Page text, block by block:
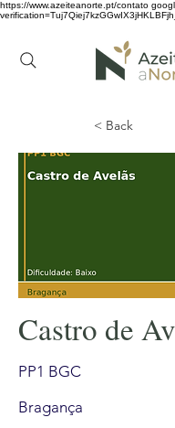
https://www.azeiteanorte.pt/contato
< Back
Castro de
PP1 BGC
Bragança